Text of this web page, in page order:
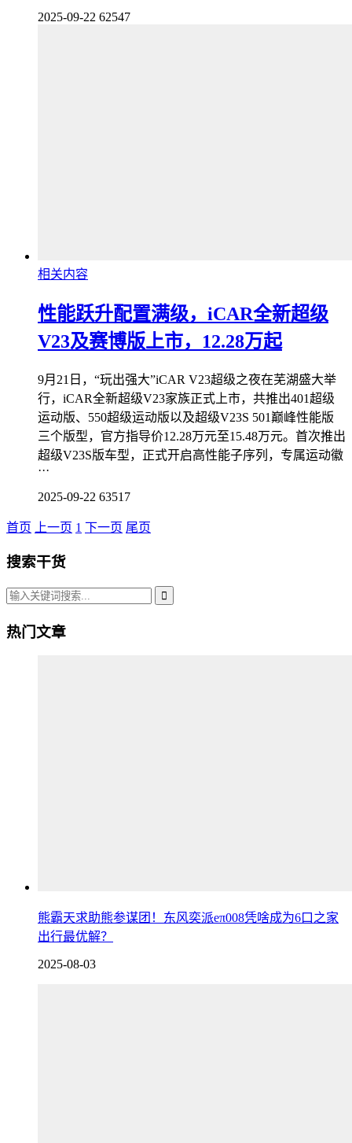
2025-09-22 62547
相关内容
性能跃升配置满级，iCAR全新超级
V23及赛博版上市，12.28万起
9月21日，“玩出强大”iCAR V23超级之夜在芜湖盛大举
行，iCAR全新超级V23家族正式上市，共推出401超级
运动版、550超级运动版以及超级V23S 501巅峰性能版
三个版型，官方指导价12.28万元至15.48万元。首次推出
超级V23S版车型，正式开启高性能子序列，专属运动徽
···
2025-09-22 63517
首页 上一页 1 下一页 尾页
搜索干货
热门文章
熊霸天求助熊参谋团！东风奕派eπ008凭啥成为6口之家
出行最优解？
2025-08-03